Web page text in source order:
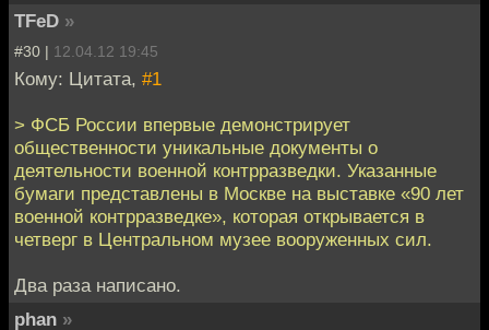
TFeD »
#30 | 12.04.12 19:45
Кому: Цитата, #1
> ФСБ России впервые демонстрирует
общественности уникальные документы о
деятельности военной контрразведки. Указанные
бумаги представлены в Москве на выставке «90 лет
военной контрразведке», которая открывается в
четверг в Центральном музее вооруженных сил.
Два раза написано.
phan »